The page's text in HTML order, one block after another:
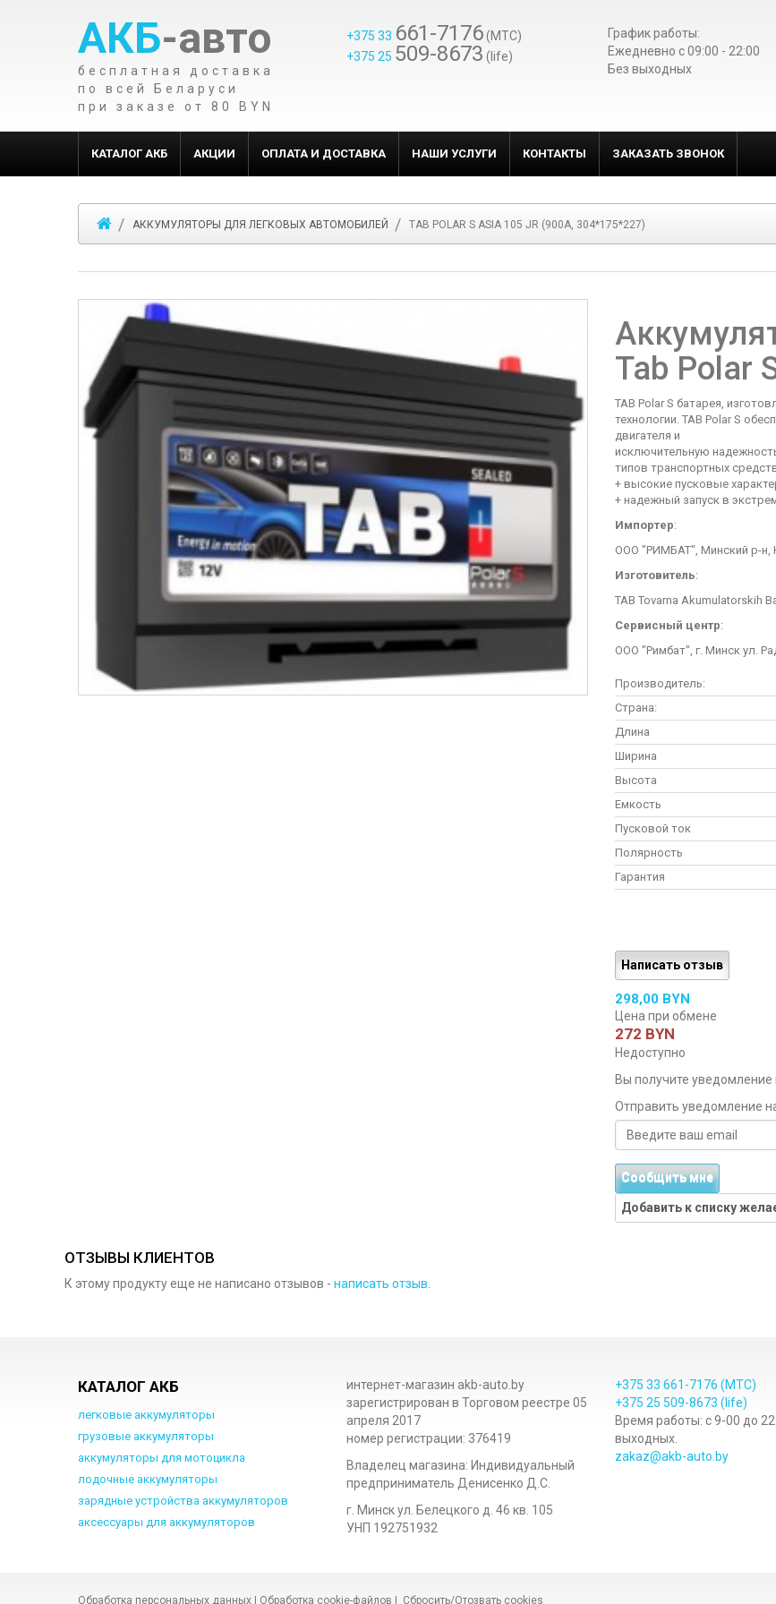
АКБ-авто
бесплатная доставка
по всей Беларуси
при заказе от 80 BYN
+375 33 661-7176(МТС)
+375 25 509-8673 (life)
График работы:
Ежедневно c 09:00 - 22:00
Без выходных
КАТАЛОГ АКБ АКЦИИ ОПЛАТА И ДОСТАВКА НАШИ УСЛУГИ КОНТАКТЫ ЗАКАЗАТЬ ЗВОНОК
АККУМУЛЯТОРЫ ДЛЯ ЛЕГКОВЫХ АВТОМОБИЛЕЙ TAB POLAR S ASIA 105 JR (900A, 304*175*227)
Tab Polar
TAB Polar S батарея,
технологии. TAB Polar S
двигателя и
исключительную
типов транспортных
+ высокие пусковые
+ надежный запуск в
Импортер:
ООО "РИМБАТ", Минский р-н,
Изготовитель:
TAB Tovarna Akumulatorskih
Сервисный центр:
ООО "Римбат", г. Минск ул.
Производитель:
Страна:
Длина
Ширина
Высота
Емкость
Пусковой ток
Полярность
Гарантия
Написать отзыв
298,00 BYN
Цена при обмене
272 BYN
Недоступно
Вы получите уведомление
Отправить уведомление
Сообщить мне
Добавить к списку
ОТЗЫВЫ КЛИЕНТОВ
К этому продукту еще не написано отзывов - написать отзыв.
КАТАЛОГ АКБ
легковые аккумуляторы
грузовые аккумуляторы
аккумуляторы для мотоцикла
лодочные аккумуляторы
зарядные устройства аккумуляторов
аксессуары для аккумуляторов
интернет-магазин akb-auto.by
зарегистрирован в Торговом реестре 05
апреля 2017
номер регистрации: 376419
Владелец магазина: Индивидуальный
предприниматель Денисенко Д.С.
г. Минск ул. Белецкого д. 46 кв. 105
УНП 192751932
+375 33 661-7176 (МТС)
+375 25 509-8673 (life)
Время работы: с 9-00 до
выходных.
zakaz@akb-auto.by
Обработка персональных данных Обработка cookie-файлов Сбросить/Отозвать cookies